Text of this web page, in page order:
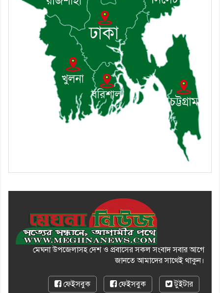
হোসেন
৯। মেঘনায় আইন-শৃঙ্খলা কমিটির
মাসিক সভা অনুষ্ঠিত
১০। জাতীয় নেতা ড. খন্দকার
মোশাররফ হোসেনের মূল্যায়ন কোথায়
এবং একটি বিশ্লেষণ
মেঘনা উপজেলাসহ দেশ ও প্রবাসের সকল সংবাদ সবার আগে
জানতে আমাদের সাথেই থাকুন।
ফেইসবুক ফেইসবুক টুইটার